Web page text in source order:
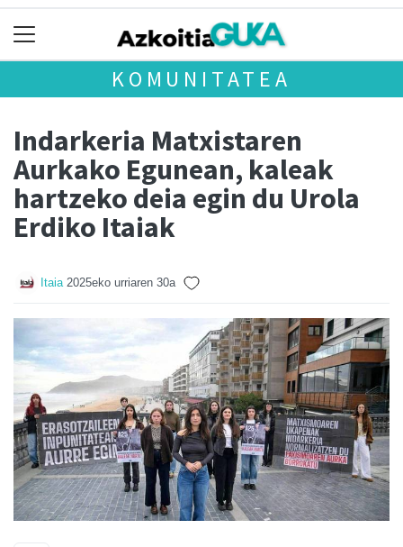
KOMUNITATEA
Indarkeria Matxistaren
Aurkako Egunean, kaleak
hartzeko deia egin du Urola
Erdiko Itaiak
Itaia 2025eko urriaren 30a